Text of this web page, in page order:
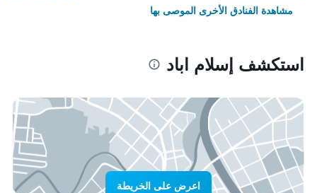
مشاهدة الفنادق الأخرى الموصى بها
استكشف إسلام اباد
اعرض على الخريطة